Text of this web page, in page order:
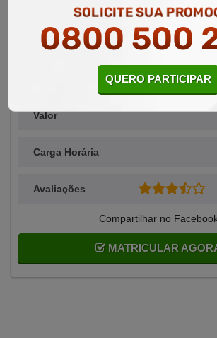
Área Relacionada
Alunos Matriculados
Valor
Carga Horária
Avaliações
Compartilhar no
MATRICULAR
SOLICITE SUA
0800 500
QUERO PARTICIPAR